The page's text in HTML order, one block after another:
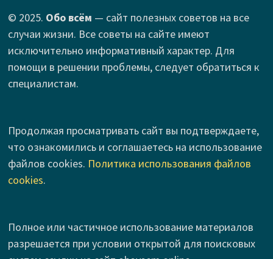
© 2025. Обо всём — сайт полезных советов на все
случаи жизни. Все советы на сайте имеют
исключительно информативный характер. Для
помощи в решении проблемы, следует обратиться к
специалистам.
Продолжая просматривать сайт вы подтверждаете,
что ознакомились и соглашаетесь на использование
файлов cookies. Политика использования файлов
cookies.
Полное или частичное использование материалов
разрешается при условии открытой для поисковых